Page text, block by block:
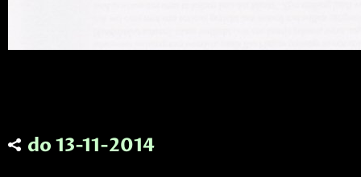
do 13-11-2014